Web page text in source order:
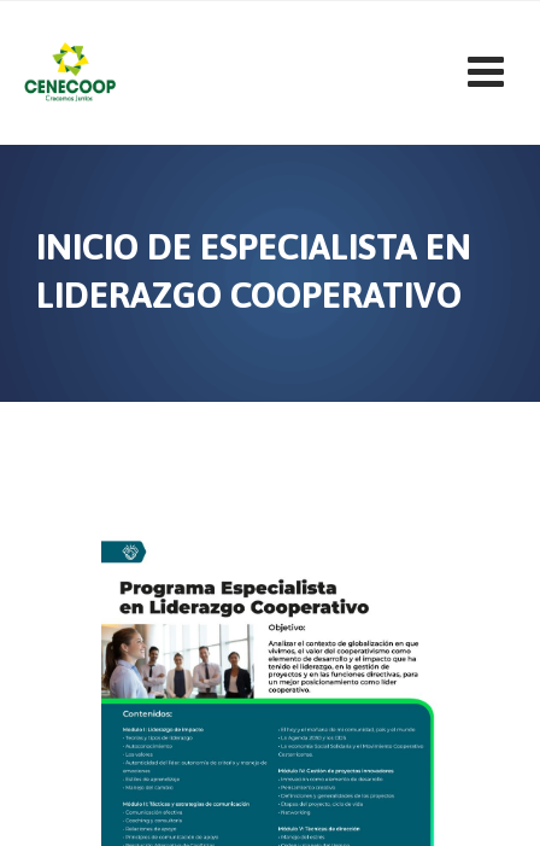
content
INICIO DE ESPECIALISTA EN
LIDERAZGO COOPERATIVO